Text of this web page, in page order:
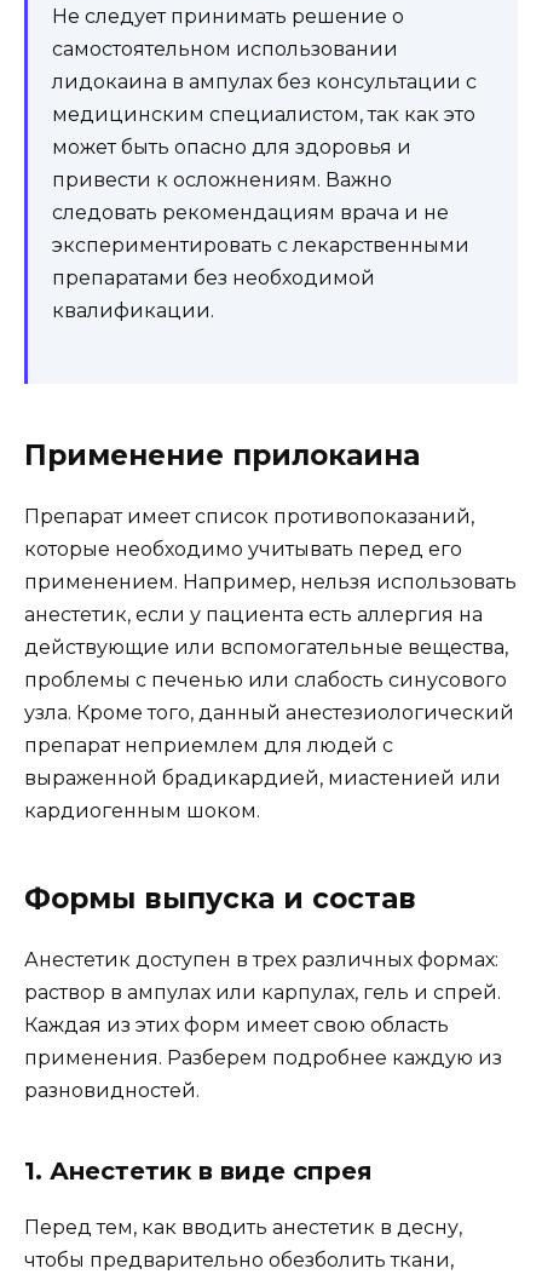
Не следует принимать решение о
самостоятельном использовании
лидокаина в ампулах без консультации с
медицинским специалистом, так как это
может быть опасно для здоровья и
привести к осложнениям. Важно
следовать рекомендациям врача и не
экспериментировать с лекарственными
препаратами без необходимой
квалификации.
Применение прилокаина
Препарат имеет список противопоказаний,
которые необходимо учитывать перед его
применением. Например, нельзя использовать
анестетик, если у пациента есть аллергия на
действующие или вспомогательные вещества,
проблемы с печенью или слабость синусового
узла. Кроме того, данный анестезиологический
препарат неприемлем для людей с
выраженной брадикардией, миастенией или
кардиогенным шоком.
Формы выпуска и состав
Анестетик доступен в трех различных формах:
раствор в ампулах или карпулах, гель и спрей.
Каждая из этих форм имеет свою область
применения. Разберем подробнее каждую из
разновидностей.
1. Анестетик в виде спрея
Перед тем, как вводить анестетик в десну,
чтобы предварительно обезболить ткани,